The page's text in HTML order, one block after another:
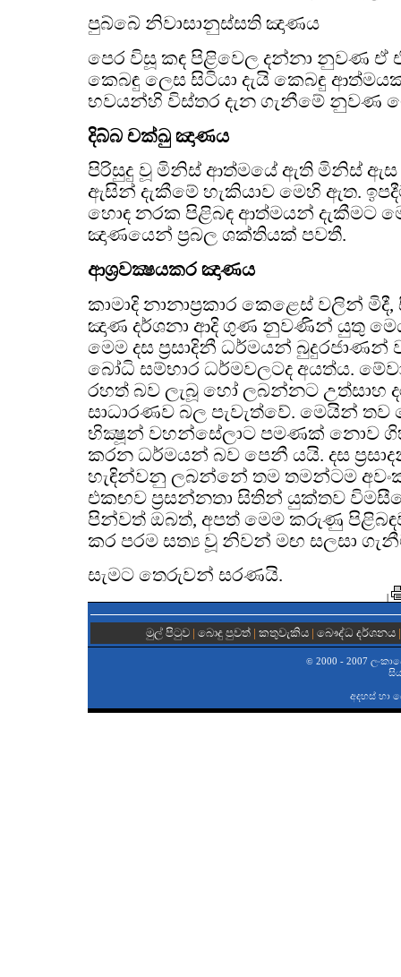
පුබ්බේ නිවාසානුස්සති ඤාණය
පෙර විසූ කඳ පිළිවෙල දන්නා නුවණ ඒ
කෙබඳු ලෙස සිටියා දැයි කෙබඳු
භවයන්හි විස්තර දැන ගැනීමේ නුවණ
දිබ්බ චක්ඛු ඤාණය
පිරිසුදු වූ මිනිස් ආත්මයේ ඇති මිනිස් ඇස
ඇසින් දැකීමේ හැකියාව මෙහි ඇත.
හොඳ නරක පිළිබඳ ආත්මයන් දැකීමට
ඤාණයෙන් ප්‍රබල ශක්තියක් පවතී.
ආශ්‍රවක්‍ෂයකර ඤාණය
කාමාදි නානාප්‍රකාර කෙළෙස් වලින් මිදී,
ඤාණ දර්ශනා ආදි ගුණ නුවණින් යුතු
මෙම දස ප්‍රසාදිනී ධර්මයන්
බෝධි සම්භාර ධර්මවලටද අයත්ය.
රහත් බව ලැබූ හෝ ලබන්නට උත්සාහ
සාධාරණව බල පැවැත්වේ. මෙයින්
භික්‍ෂූන් වහන්සේලාට පමණක් නොව
කරන ධර්මයන් බව පෙනී යයි. දස
හැඳින්වනු ලබන්නේ තම තමන්ටම
එකඟව ප්‍රසන්නතා සිතින් යුක්තව
පින්වත් ඔබත්, අපත් මෙම කරුණු
කර පරම සත්‍ය වූ නිවන් මඟ සලසා
සැමට තෙරුවන් සරණයි.
|
මුල් පිටුව | බොදු පුවත්| කතුවැකිය| බෞද්ධ දර්ශනය
©2000 - 2007
අදහස් හා